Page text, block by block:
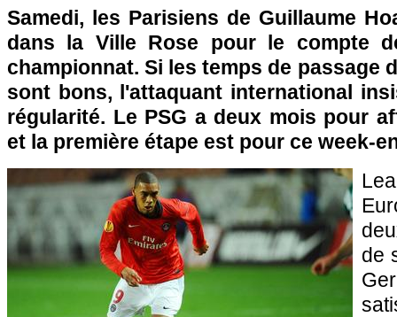
Samedi, les Parisiens de Guillaume
dans la Ville Rose pour le compte
championnat. Si les temps de passage
sont bons, l'attaquant international
régularité. Le PSG a deux mois pour
et la première étape est pour ce week-
de